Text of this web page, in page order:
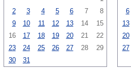
2
3 4 5 6 7
8
9
10 11 12 13 14
15
16
17 18 19 20 21
22
23
24 25 26 27 28
29
30
31
6
13
20
27